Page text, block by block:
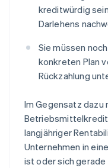
kreditwürdig
Darlehens
Sie müssen
konkreten Plan
Rückzahlung
Im Gegensatz
langjähriger
Unternehmen in
ist oder sich